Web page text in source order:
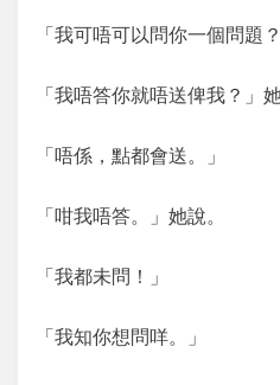
「我可唔可以問你一個問題？
「我唔答你就唔送俾我？」
「唔係，點都會送。」
「咁我唔答。」她說。
「我都未問！」
「我知你想問咩。」